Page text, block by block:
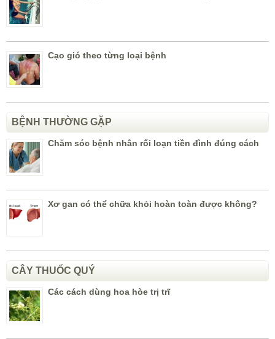
Cạo gió theo từng loại bệnh
BỆNH THƯỜNG GẶP
Chăm sóc bệnh nhân rối loạn tiền đình đúng cách
Xơ gan có thể chữa khỏi hoàn toàn được không?
CÂY THUỐC QUÝ
Các cách dùng hoa hòe trị trĩ